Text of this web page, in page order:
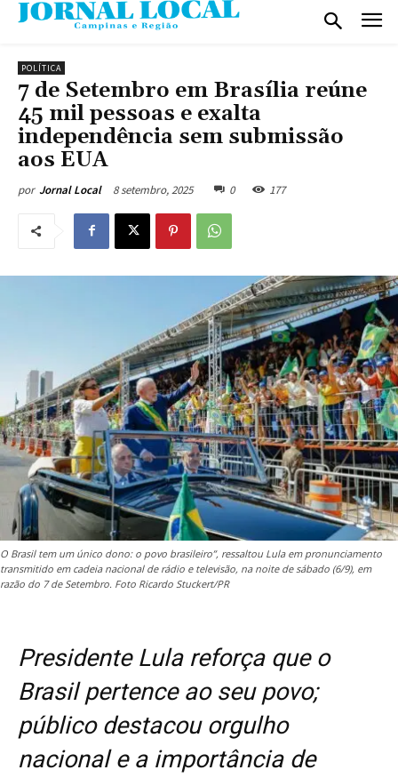
POLÍTICA
7 de Setembro em Brasília reúne
45 mil pessoas e exalta
independência sem submissão
aos EUA
por Jornal Local 8 setembro, 2025 0 177
O Brasil tem um único dono: o povo brasileiro”, ressaltou Lula em pronunciamento
transmitido em cadeia nacional de rádio e televisão, na noite de sábado (6/9), em
razão do 7 de Setembro. Foto Ricardo Stuckert/PR
Presidente Lula reforça que o
Brasil pertence ao seu povo;
público destacou orgulho
nacional e a importância de